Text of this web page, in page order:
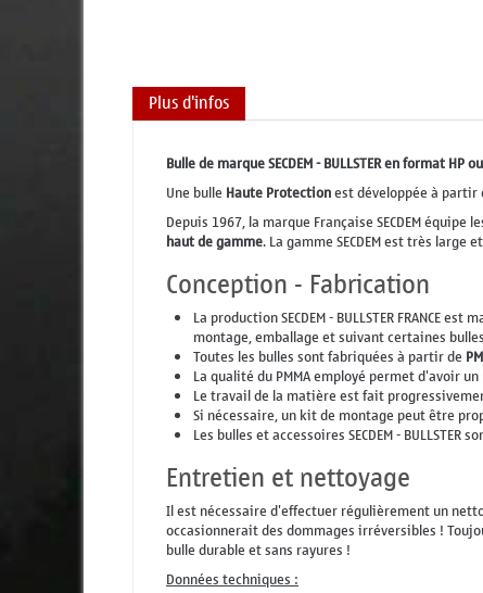
Plus d'infos
Bulle de marque SECDEM - BULLSTER en format HP
Une bulle Haute Protectionest développée à
Depuis 1967, la marque Française SECDEM équipe
haut de gamme. La gamme SECDEM est très
Conception - Fabrication
La production SECDEM - BULLSTER
montage, emballage et suivant certaines
Toutes les bulles sont fabriquées à partir de
La qualité du PMMA employé permet d'avoir
Le travail de la matière est fait
Si nécessaire, un kit de montage peut être
Les bulles et accessoires SECDEM -
Entretien et nettoyage
Il est nécessaire d'effectuer régulièrement un
occasionnerait des dommages irréversibles !
bulle durable et sans rayures !
Données techniques :